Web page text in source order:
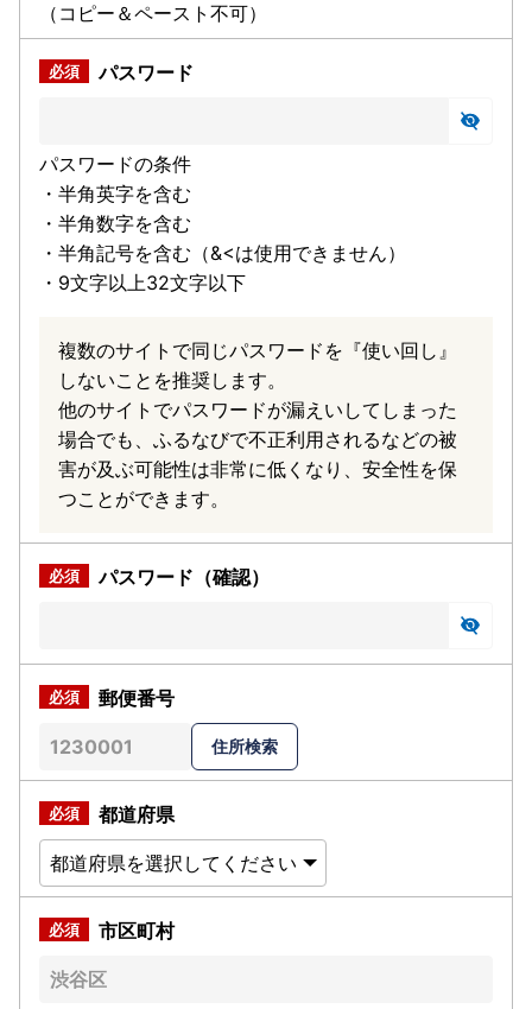
（コピー＆ペースト不可）
パスワード
パスワードの条件
・半角英字を含む
・半角数字を含む
・半角記号を含む（&<は使用できません）
・9文字以上32文字以下
複数のサイトで同じパスワードを『使い回し』
しないことを推奨します。
他のサイトでパスワードが漏えいしてしまった
場合でも、ふるなびで不正利用されるなどの被
害が及ぶ可能性は非常に低くなり、安全性を保
つことができます。
パスワード（確認）
郵便番号
都道府県
市区町村